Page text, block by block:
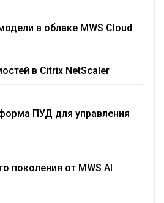
в облаке MWS Cloud
в Citrix NetScaler
ПУД для управления
поколения от MWS AI